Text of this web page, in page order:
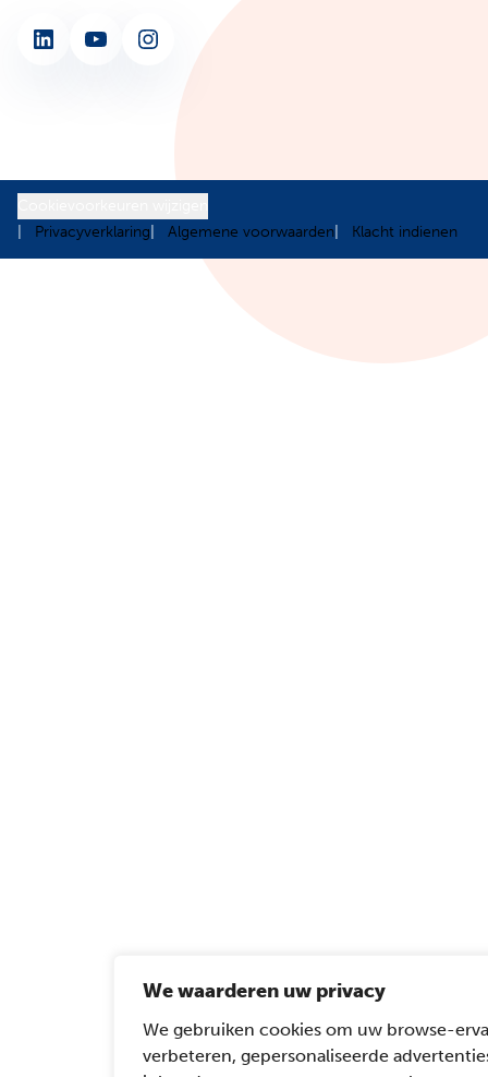
We waarderen uw privacy
We gebruiken cookies om uw browse-
verbeteren, gepersonaliseerde
LinkedIn YouTube Instagram
Privacyverklaring
Algemene voorwaarden Klacht indienen